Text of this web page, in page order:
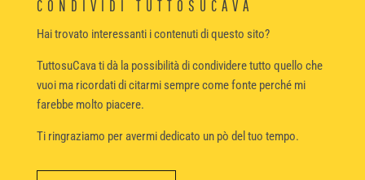
CONDIVIDI TUTTOSUCAVA
Hai trovato interessanti i contenuti di questo sito?
TuttosuCava ti dà la possibilità di condividere tutto quello che
vuoi ma ricordati di citarmi sempre come fonte perché mi
farebbe molto piacere.
Ti ringraziamo per avermi dedicato un pò del tuo tempo.